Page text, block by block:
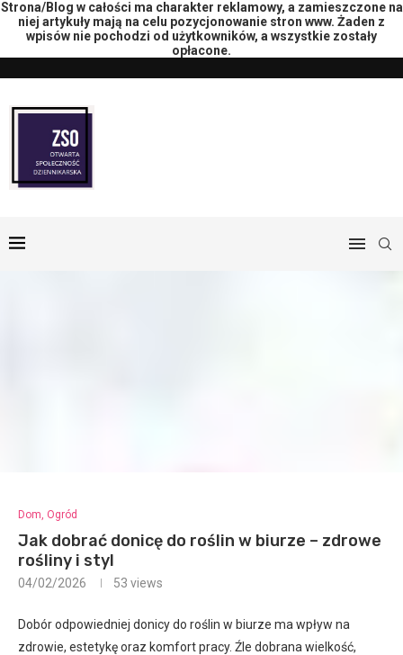
Strona/Blog w całości ma charakter reklamowy, a zamieszczone na
niej artykuły mają na celu pozycjonowanie stron www. Żaden z
wpisów nie pochodzi od użytkowników, a wszystkie zostały
opłacone.
Dom, Ogród
Jak dobrać donicę do roślin w biurze – zdrowe
rośliny i styl
04/02/2026 53 views
Dobór odpowiedniej donicy do roślin w biurze ma wpływ na
zdrowie, estetykę oraz komfort pracy. Źle dobrana wielkość,